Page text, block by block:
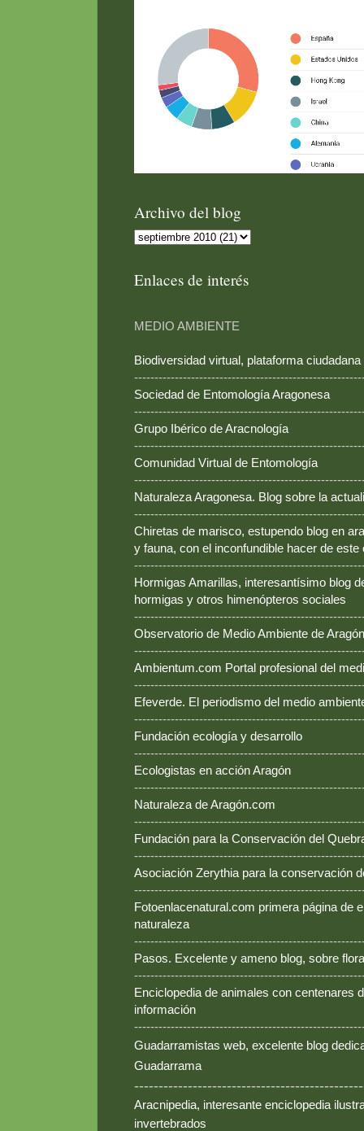
Archivo del blog
Enlaces de interés
MEDIO AMBIENTE
Biodiversidad virtual, plataforma ciudadana
Sociedad de Entomología Aragonesa
Grupo Ibérico de Aracnología
Comunidad Virtual de Entomología
Naturaleza Aragonesa. Blog sobre la
Chiretas de marisco, estupendo blog en
y fauna, con el inconfundible hacer de este
Hormigas Amarillas, interesantísimo blog
hormigas y otros himenópteros sociales
Observatorio de Medio Ambiente de Aragón
Ambientum.com Portal profesional del
Efeverde. El periodismo del medio
Fundación ecología y desarrollo
Ecologistas en acción Aragón
Naturaleza de Aragón.com
Fundación para la Conservación del
Asociación Zerythia para la conservación
Fotoenlacenatural.com primera página de
naturaleza
Pasos. Excelente y ameno blog, sobre
Enciclopedia de animales con centenares
información
Guadarramistas web, excelente blog
Guadarrama
Aracnipedia, interesante enciclopedia
invertebrados